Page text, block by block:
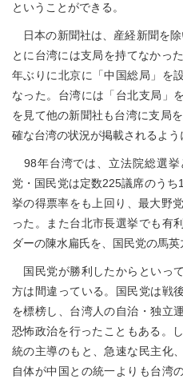
ということができる。
日本の新聞社は、産経新聞を
とに台湾には支局を持てなかっ
年ぶりに北京に「中国総局」を
なった。台湾には「台北支局」
を見て他の新聞社も台湾に支局
確な台湾の状況が掲載されるよう
98年台湾では、立法院総選挙
党・国民党は定数225議席のう
挙の得票率をも上回り、最大野
った。また台北市長選挙でも有
ダーの陳水扁氏を、国民党の馬英
国民党が勝利したからといっ
方は間違っている。国民党は戦
を標榜し、台湾人の自治・独立
恐怖政治を行ったこともある。
統の主導のもと、急速な民主化
自体が中国との統一よりも台湾